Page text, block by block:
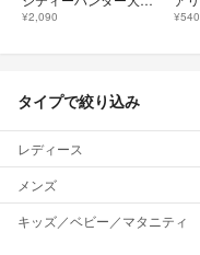
¥2,090 ¥540
タイプで絞り込み
レディース
メンズ
キッズ／ベビー／マタニティ